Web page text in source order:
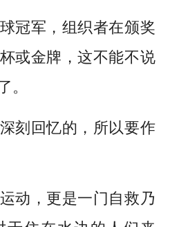
冠军，组织者在颁奖
或金牌，这不能不说
。
刻回忆的，所以要作
动，更是一门自救乃